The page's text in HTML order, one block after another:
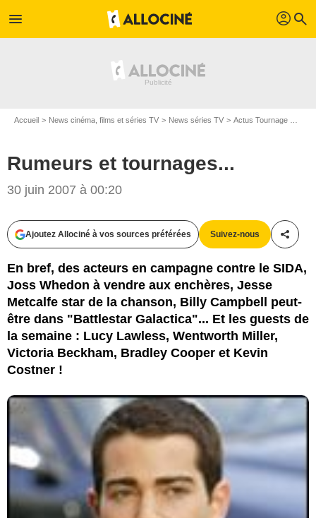
menu profil search
Accueil News cinéma, films et séries TV News séries TV Actus Tournage Séries TV
Rumeurs et tournages...
30 juin 2007 à 00:20
Ajoutez Allociné à vos sources préférées Suivez-nous
En bref, des acteurs en campagne contre le SIDA,
Joss Whedon à vendre aux enchères, Jesse
Metcalfe star de la chanson, Billy Campbell peut-
être dans "Battlestar Galactica"... Et les guests de
la semaine : Lucy Lawless, Wentworth Miller,
Victoria Beckham, Bradley Cooper et Kevin
Costner !